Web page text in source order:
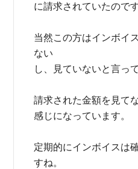
に請求されていたのです
当然この方はインボイ
ない
し、見ていないと言っ
請求された金額を見て
感じになっています。
定期的にインボイスは
すね。